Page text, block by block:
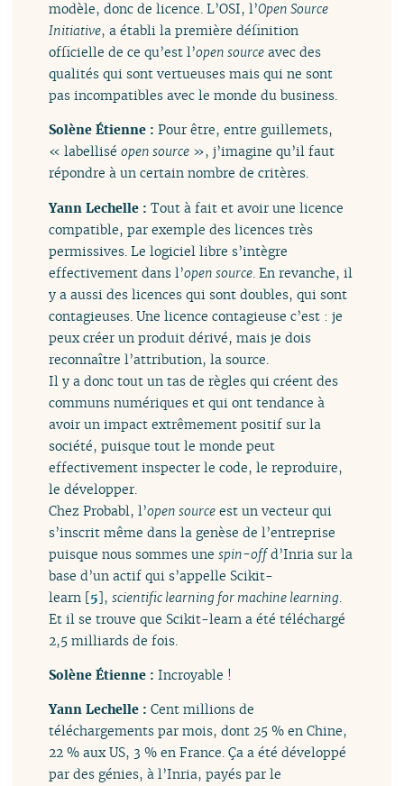
modèle, donc de licence. L’OSI, l’Open Source
Initiative, a établi la première définition
officielle de ce qu’est l’open source avec des
qualités qui sont vertueuses mais qui ne sont
pas incompatibles avec le monde du business.
Solène Étienne :Pour être, entre guillemets,
« labelliséopen source », j’imagine qu’il faut
répondre à un certain nombre de critères.
Yann Lechelle :Tout à fait et avoir une licence
compatible, par exemple des licences très
permissives. Le logiciel libre s’intègre
effectivement dans l’open source . En revanche, il
y a aussi des licences qui sont doubles, qui sont
contagieuses. Une licence contagieuse c’est : je
peux créer un produit dérivé, mais je dois
reconnaître l’attribution, la source.
Il y a donc tout un tas de règles qui créent des
communs numériques et qui ont tendance à
avoir un impact extrêmement positif sur la
société, puisque tout le monde peut
effectivement inspecter le code, le reproduire,
le développer.
Chez Probabl, l’open source est un vecteur qui
s’inscrit même dans la genèse de l’entreprise
puisque nous sommes unespin-offd’Inria sur la
base d’un actif qui s’appelle Scikit-
learn [5],scientific learning for machine learning
Et il se trouve que Scikit-learn a été téléchargé
2,5 milliards de fois.
Solène Étienne :Incroyable !
Yann Lechelle :Cent millions de
téléchargements par mois, dont 25 % en Chine,
22 % aux US, 3 % en France. Ça a été développé
par des génies, à l’Inria, payés par le